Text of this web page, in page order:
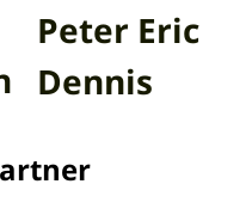
Peter Eric
Dennis